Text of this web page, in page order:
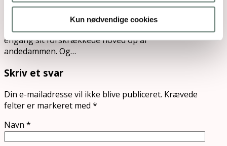
Kun nødvendige cookies
Derfor får mine børn vitaminpiller
Bøøøh! Så stak det store vitaminmonster endnu
engang sit forskrækkede hoved op af
andedammen. Og…
Skriv et svar
Din e-mailadresse vil ikke blive publiceret. Krævede
felter er markeret med *
Navn *